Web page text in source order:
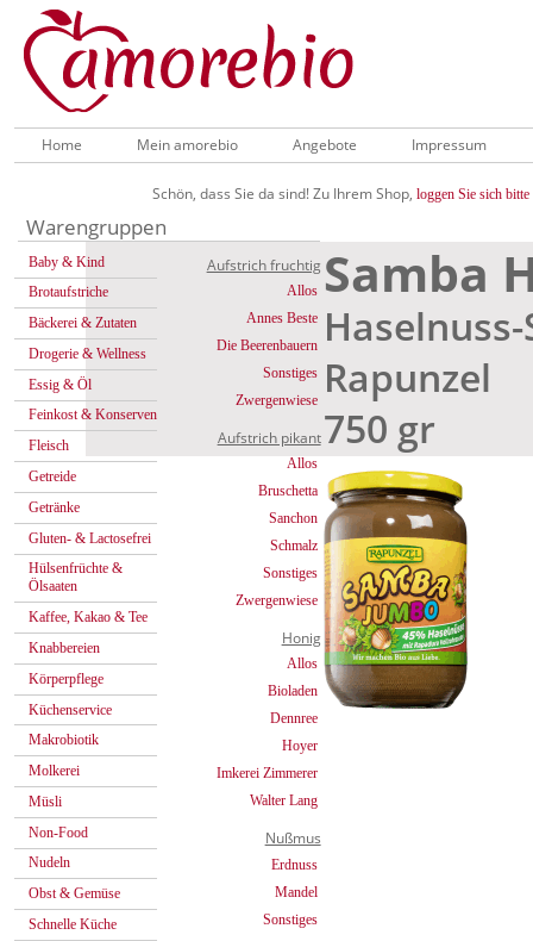
Home Mein amorebio Angebote Impressum
Schön, dass Sie da sind! Zu Ihrem Shop, loggen Sie sich bitte
Warengruppen
Baby & Kind
Brotaufstriche
Bäckerei & Zutaten
Drogerie & Wellness
Essig & Öl
Feinkost & Konserven
Fleisch
Getreide
Getränke
Gluten- & Lactosefrei
Hülsenfrüchte &
Ölsaaten
Kaffee, Kakao & Tee
Knabbereien
Körperpflege
Küchenservice
Makrobiotik
Molkerei
Müsli
Non-Food
Nudeln
Obst & Gemüse
Schnelle Küche
Aufstrich fruchtig
Allos
Annes Beste
Die Beerenbauern
Sonstiges
Zwergenwiese
Aufstrich pikant
Allos
Bruschetta
Sanchon
Schmalz
Sonstiges
Zwergenwiese
Honig
Allos
Bioladen
Dennree
Hoyer
Imkerei Zimmerer
Walter Lang
Nußmus
Erdnuss
Mandel
Sonstiges
Samba
Rapunzel
750 gr